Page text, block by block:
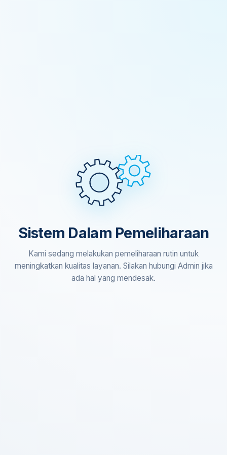
Sistem Dalam Pemeliharaan
Kami sedang melakukan pemeliharaan rutin untuk
meningkatkan kualitas layanan. Silakan hubungi Admin jika
ada hal yang mendesak.